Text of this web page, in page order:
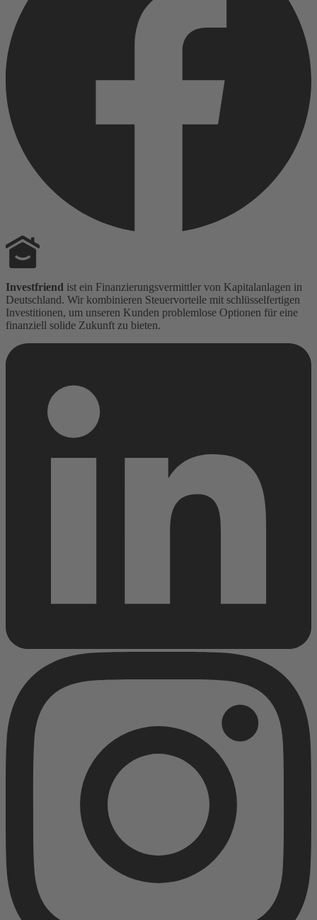
Investfriend ist ein Finanzierungsvermittler von Kapitalanlagen in
Deutschland. Wir kombinieren Steuervorteile mit schlüsselfertigen
Investitionen, um unseren Kunden problemlose Optionen für eine
finanziell solide Zukunft zu bieten.